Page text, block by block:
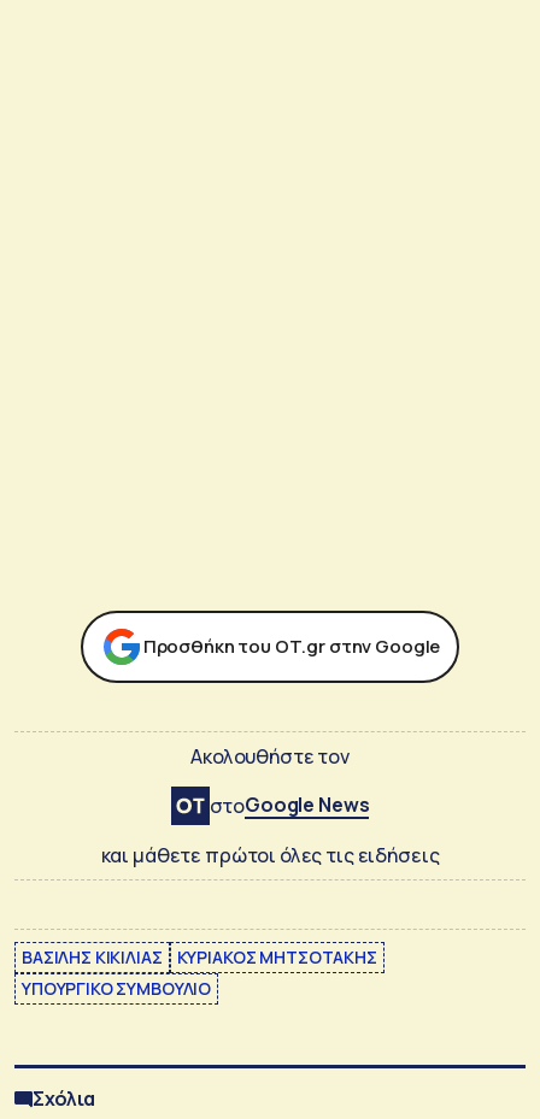
Προσθήκη του ΟΤ.gr στην Google
Ακολουθήστε τον
στοGoogle News
και μάθετε πρώτοι όλες τις ειδήσεις
ΒΑΣΙΛΗΣ ΚΙΚΙΛΙΑΣ
ΚΥΡΙΑΚΟΣ ΜΗΤΣΟΤΑΚΗΣ
ΥΠΟΥΡΓΙΚΟ ΣΥΜΒΟΥΛΙΟ
Σχόλια